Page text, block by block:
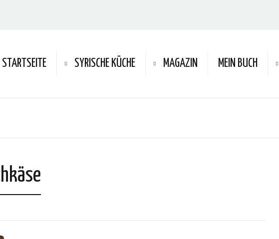
STARTSEITE SYRISCHE KÜCHE MAGAZIN MEIN BUCH